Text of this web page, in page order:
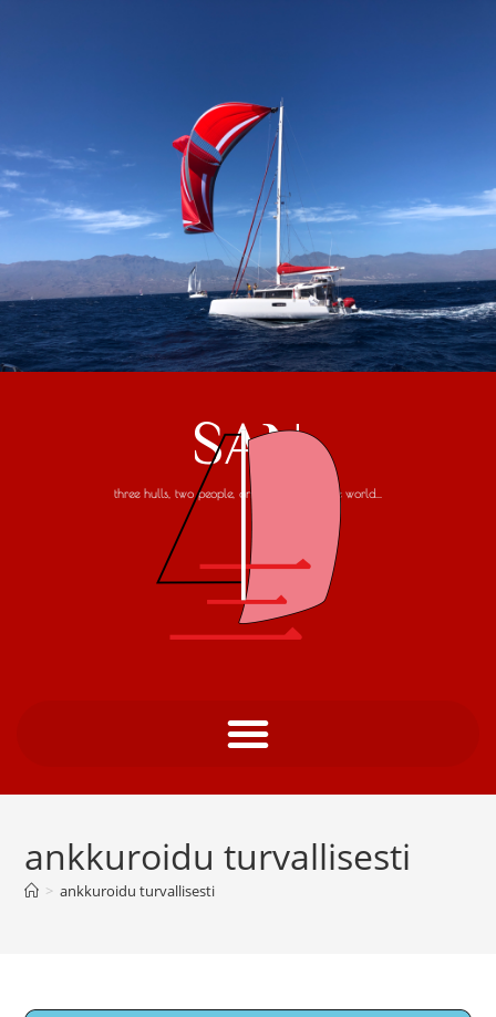
SAN
three hulls, two people, one trip around the world...
ankkuroidu turvallisesti
> ankkuroidu turvallisesti